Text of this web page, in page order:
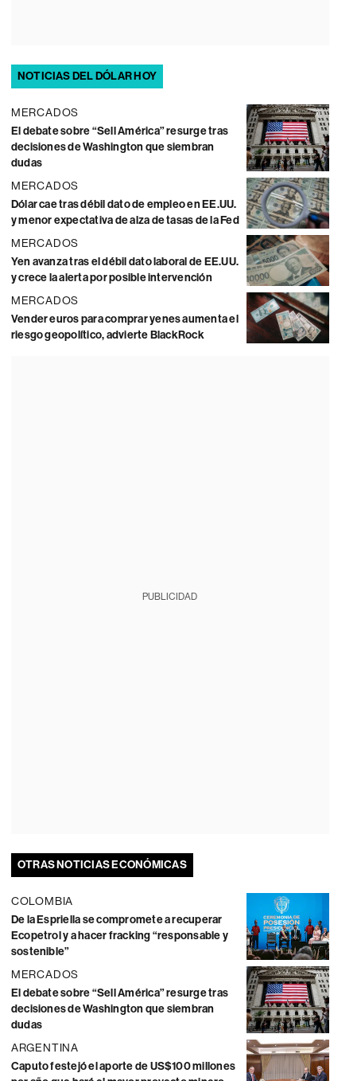
NOTICIAS DEL DÓLAR HOY
MERCADOS
El debate sobre “Sell América” resurge tras
decisiones de Washington que siembran
dudas
MERCADOS
Dólar cae tras débil dato de empleo en EE.UU.
y menor expectativa de alza de tasas de la Fed
MERCADOS
Yen avanza tras el débil dato laboral de EE.UU.
y crece la alerta por posible intervención
MERCADOS
Vender euros para comprar yenes aumenta el
riesgo geopolítico, advierte BlackRock
PUBLICIDAD
OTRAS NOTICIAS ECONÓMICAS
COLOMBIA
De la Espriella se compromete a recuperar
Ecopetrol y a hacer fracking “responsable y
sostenible”
MERCADOS
El debate sobre “Sell América” resurge tras
decisiones de Washington que siembran
dudas
ARGENTINA
Caputo festejó el aporte de US$100 millones